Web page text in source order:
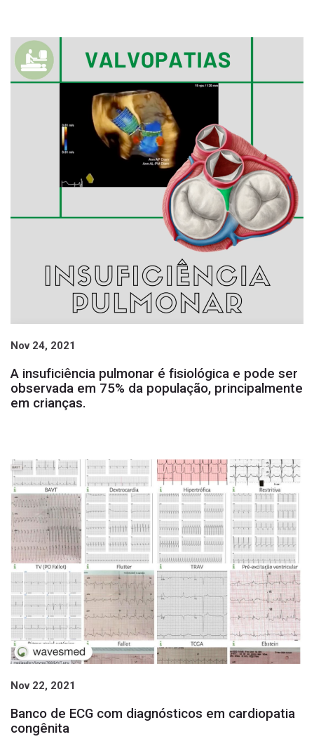
Nov 24, 2021
A insuficiência pulmonar é fisiológica e pode ser
observada em 75% da população, principalmente
em crianças.
Nov 22, 2021
Banco de ECG com diagnósticos em cardiopatia
congênita